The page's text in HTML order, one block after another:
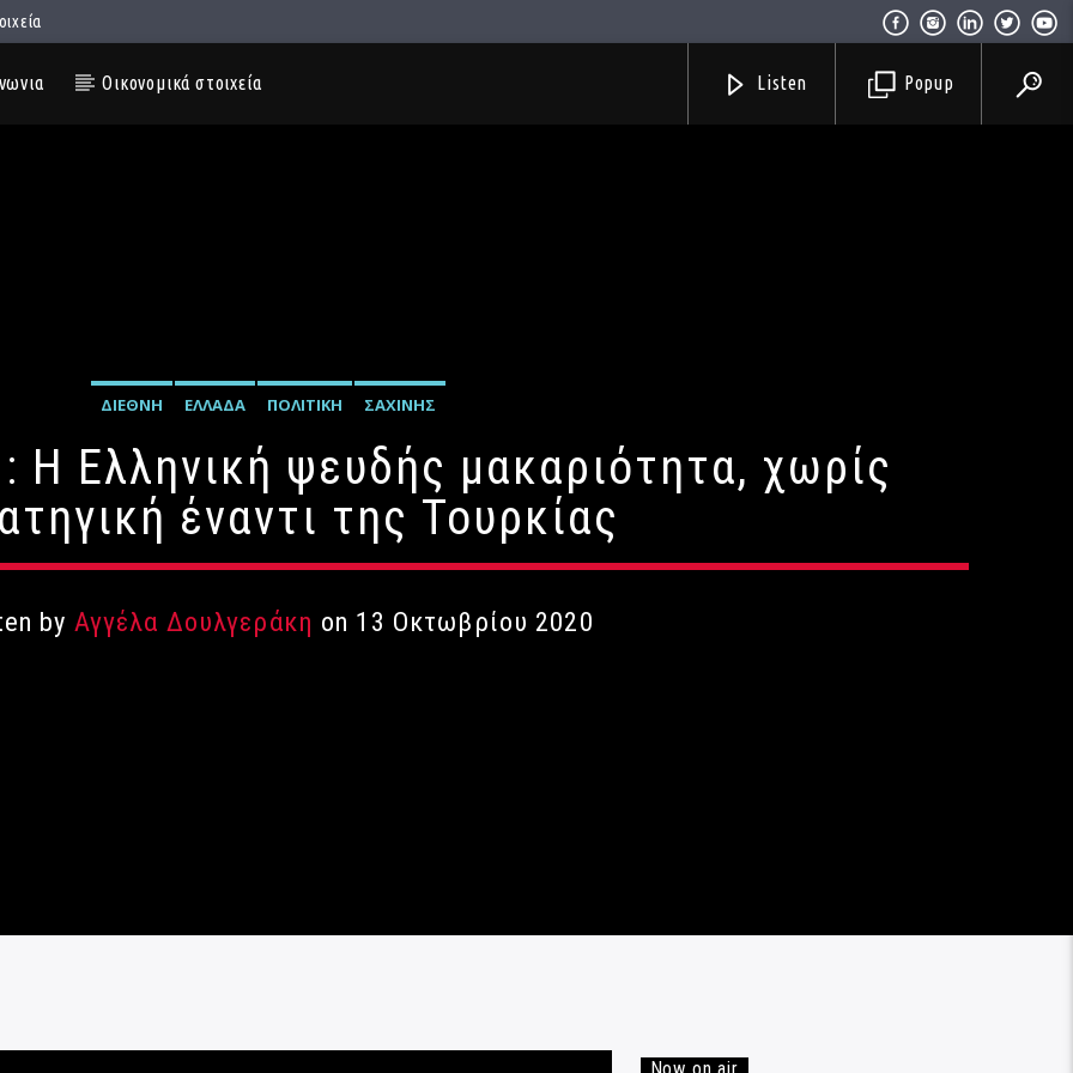
Οικονομικά στοιχεία Popup
Listen
ΔΙΕΘΝΉ ΕΛΛΆΔΑ ΠΟΛΙΤΙΚΉ ΣΑΧΊΝΗΣ
Η Ελληνική ψευδής μακαριότητα, χωρίς
έναντι της Τουρκίας
by Αγγέλα Δουλγεράκη on 13 Οκτωβρίου 2020